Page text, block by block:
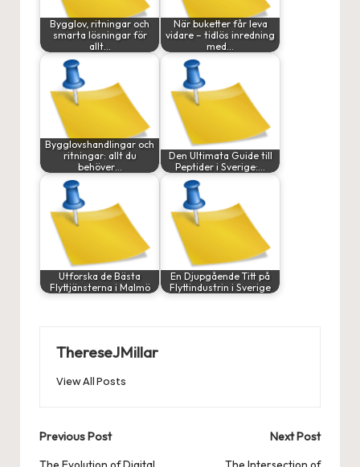
Bygglov, ritningar och
smarta lösningar för
allt…
När buketter får leva
vidare – tidlös inredning
med…
Bygglovshandlingar och
ritningar: allt du
behöver…
Den Ultimata Guide till
Peptider i Sverige:…
Utforska de Bästa
Flyttjänsterna i Malmö
En Djupgående Titt på
Flyttindustrin i Sverige
ThereseJMillar
View All Posts
Post
Previous Post
Next Post